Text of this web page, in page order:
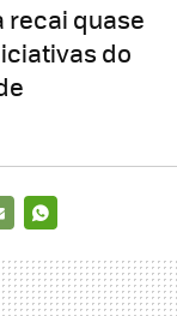
recai quase
do